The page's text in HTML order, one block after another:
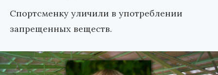
Спортсменку уличили в употреблении
запрещенных веществ.